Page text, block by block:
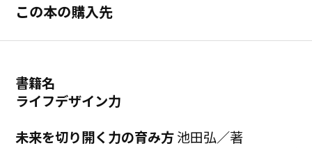
この本の購入先
書籍名
ライフデザイン力
未来を切り開く力の育み方池田弘／著